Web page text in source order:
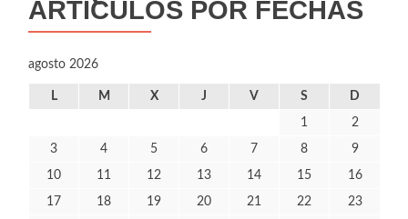
ARTÍCULOS POR FECHAS
agosto 2026
L M X J V S D
1 2
3 4 5 6 7 8 9
10 11 12 13 14 15 16
17 18 19 20 21 22 23